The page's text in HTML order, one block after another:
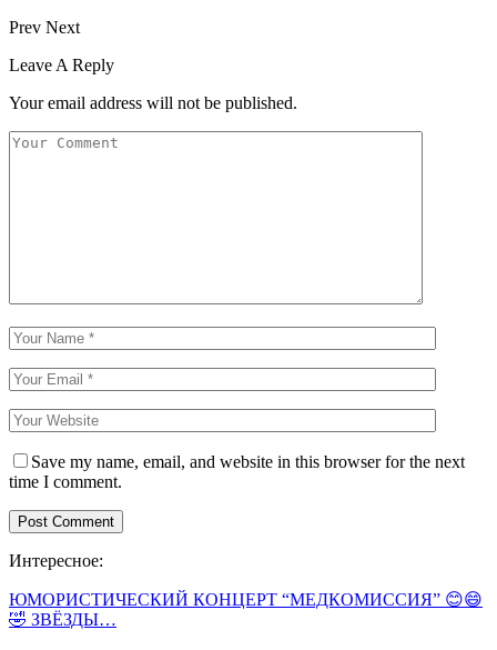
Prev Next
Leave A Reply
Your email address will not be published.
Save my name, email, and website in this browser for the next
time I comment.
Интересное:
ЮМОРИСТИЧЕСКИЙ КОНЦЕРТ “МЕДКОМИССИЯ” 😊😄
🤣 ЗВЁЗДЫ…